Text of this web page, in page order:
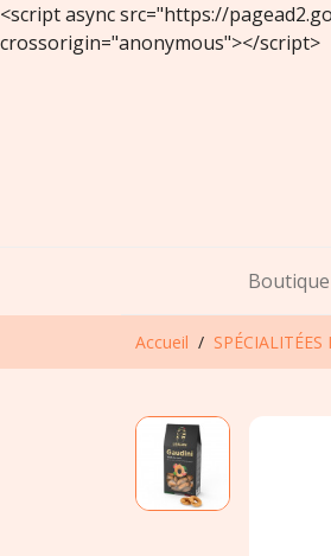
<script async src="https://
crossorigin="anonymous"></script>
Boutique
Accueil